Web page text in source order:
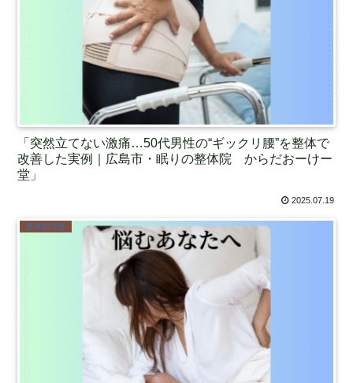
「突然立てない激痛…50代男性の“ギックリ腰”を整体で
改善した実例｜広島市・眠りの整体院 からだおーけー
堂」
2025.07.19
更年期障害